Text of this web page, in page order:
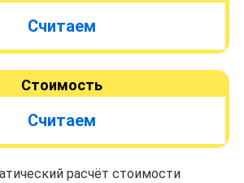
Считаем
Стоимость
Считаем
расчёт стоимости